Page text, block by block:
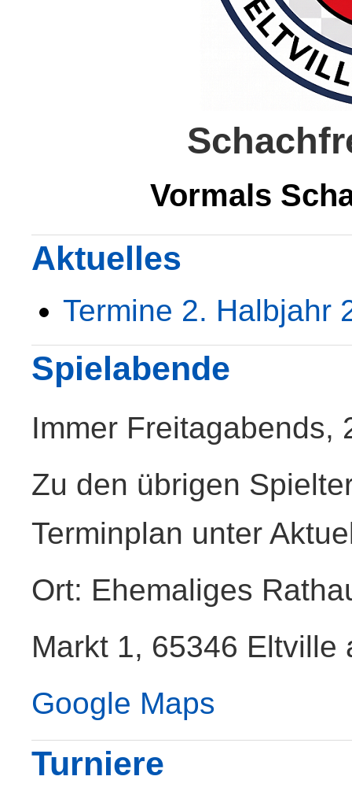
Vormals
Aktuelles
Termine 2. Halbjahr
Spielabende
Immer Freitagabends,
Zu den übrigen
Terminplan unter
Ort: Ehemaliges
Markt 1, 65346 Eltville
Google Maps
Turniere